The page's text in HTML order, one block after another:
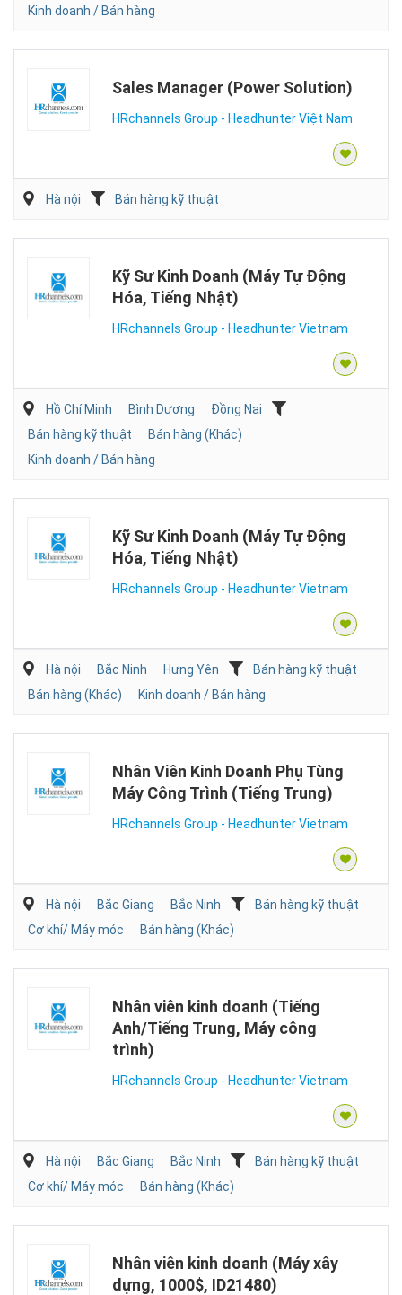
Kinh doanh / Bán hàng
Sales Manager (Power Solution)
HRchannels Group - Headhunter Việt Nam
Hà nội Bán hàng kỹ thuật
Kỹ Sư Kinh Doanh (Máy Tự Động
Hóa, Tiếng Nhật)
HRchannels Group - Headhunter Vietnam
Hồ Chí Minh Bình Dương
Đồng Nai
Bán hàng kỹ thuật
Bán hàng (Khác)
Kinh doanh / Bán hàng
Kỹ Sư Kinh Doanh (Máy Tự Động
Hóa, Tiếng Nhật)
HRchannels Group - Headhunter Vietnam
Hà nội Bắc Ninh Hưng Yên
Bán hàng kỹ thuật
Bán hàng (Khác)
Kinh doanh / Bán hàng
Nhân Viên Kinh Doanh Phụ Tùng
Máy Công Trình (Tiếng Trung)
HRchannels Group - Headhunter Vietnam
Hà nội Bắc Giang Bắc Ninh
Bán hàng kỹ thuật
Cơ khí/ Máy móc
Bán hàng (Khác)
Nhân viên kinh doanh (Tiếng
Anh/Tiếng Trung, Máy công
trình)
HRchannels Group - Headhunter Vietnam
Hà nội Bắc Giang Bắc Ninh
Bán hàng kỹ thuật
Cơ khí/ Máy móc
Bán hàng (Khác)
Nhân viên kinh doanh (Máy xây
dựng, 1000$, ID21480)